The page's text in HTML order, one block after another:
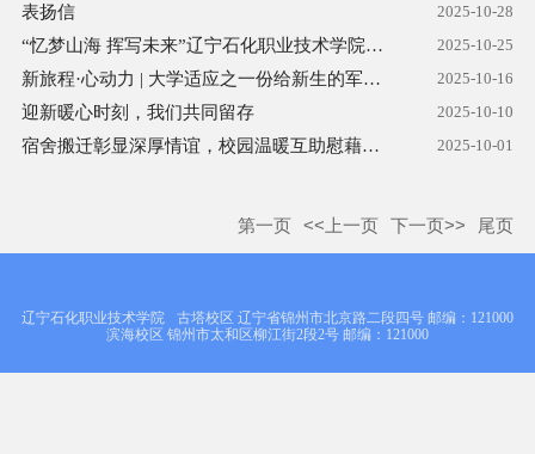
表扬信 2025-10-28
“忆梦山海 挥写未来”辽宁石化职业技术学院2025年迎新文艺晚会... 2025-10-25
新旅程·心动力 | 大学适应之一份给新生的军训心理指南 2025-10-16
迎新暖心时刻，我们共同留存 2025-10-10
宿舍搬迁彰显深厚情谊，校园温暖互助慰藉人心 2025-10-01
第一页 <<上一页 下一页>> 尾页
辽宁石化职业技术学院
古塔校区 辽宁省锦州市北京路二段四号 邮编：121000
滨海校区 锦州市太和区柳江街2段2号 邮编：121000